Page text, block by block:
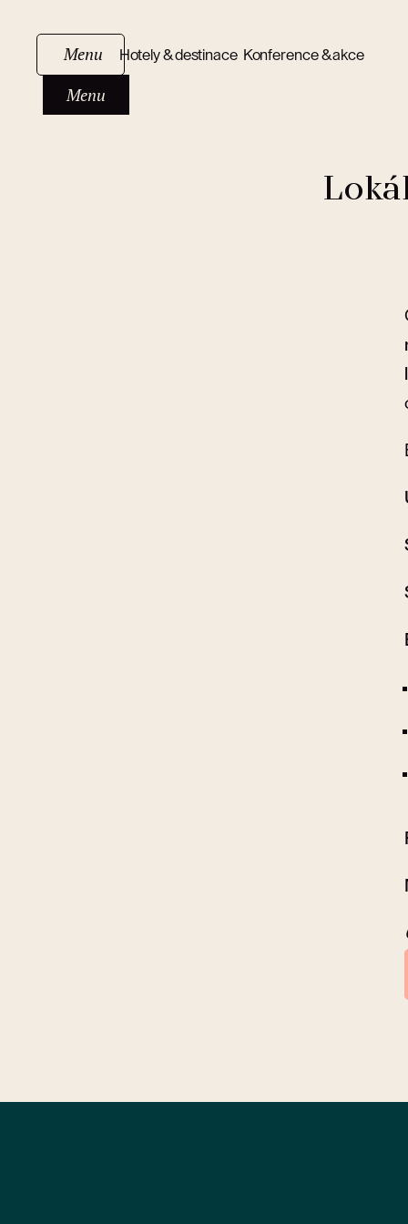
Menu
Menu
Hotely & destinace Konference & akce